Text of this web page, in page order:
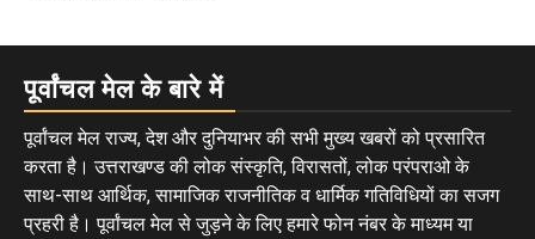
पूर्वांचल मेल के बारे में
पूर्वांचल मेल राज्य, देश और दुनियाभर की सभी मुख्य खबरों को प्रसारित
करता है। उत्तराखण्ड की लोक संस्कृति, विरासतों, लोक परंपराओ के
साथ-साथ आर्थिक, सामाजिक राजनीतिक व धार्मिक गतिविधियों का सजग
प्रहरी है। पूर्वांचल मेल से जुड़ने के लिए हमारे फोन नंबर के माध्यम या